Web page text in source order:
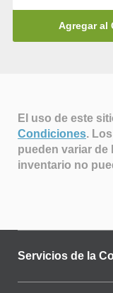
Agregar al
El uso de este
Condiciones.
pueden variar de
inventario no
Servicios de la